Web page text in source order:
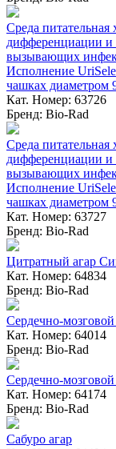
Среда питательная
дифференциации и
вызывающих
Исполнение
чашках диаметром
Кат. Номер: 63726
Бренд: Bio-Rad
Среда питательная
дифференциации и
вызывающих
Исполнение
чашках диаметром
Кат. Номер: 63727
Бренд: Bio-Rad
Цитратный агар
Кат. Номер: 64834
Бренд: Bio-Rad
Сердечно-мозговой
Кат. Номер: 64014
Бренд: Bio-Rad
Сердечно-мозговой
Кат. Номер: 64174
Бренд: Bio-Rad
Сабуро агар